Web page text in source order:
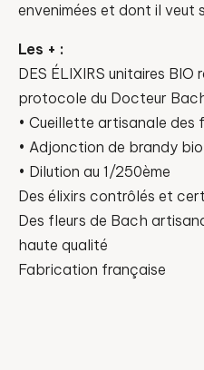
envenimées et dont il veut
Les + :
DES ÉLIXIRS unitaires
protocole du Docteur
• Cueillette artisanale des
• Adjonction de brandy
• Dilution au 1/250ème
Des élixirs contrôlés et
Des fleurs de Bach
haute qualité
Fabrication française